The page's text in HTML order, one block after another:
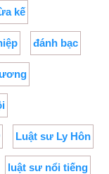
kế
đánh bạc
Luật sư Ly Hôn
luật sư nổi tiếng